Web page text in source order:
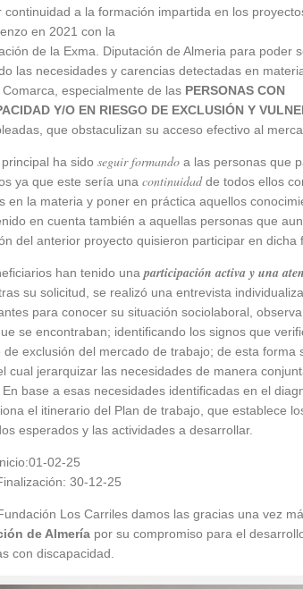
continuidad a la formación impartida en los
en 2021 con la
de la Exma. Diputación de Almeria para poder
las necesidades y carencias detectadas en
especialmente de las PERSONAS CON
Y/O EN RIESGO DE EXCLUSIÓN Y
que obstaculizan su acceso efectivo al
ha sido seguir formandoa las personas que
ya que este sería una continuidadde todos ellos
en la materia y poner en práctica aquellos
en cuenta también a aquellas personas que
del anterior proyecto quisieron participar en dicha
han tenido una participación activa y una
su solicitud, se realizó una entrevista
para conocer su situación sociolaboral,
se encontraban; identificando los signos que
de exclusión del mercado de trabajo; de esta forma
cual jerarquizar las necesidades de manera
base a esas necesidades identificadas en el
el itinerario del Plan de trabajo, que establece
esperados y las actividades a desarrollar.
02-25
30-12-25
Los Carriles damos las gracias una vez
de Almeríapor su compromiso para el
con discapacidad.